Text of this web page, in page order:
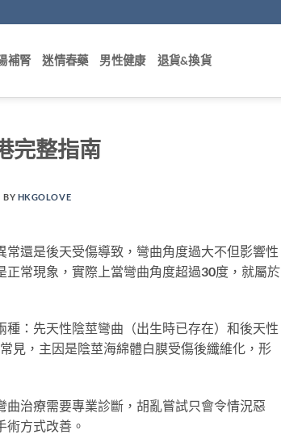
補腎 迷情春藥 男性健康 退貨&換貨
完整指南
BY HKGOLOVE
還是後天受傷導致，彎曲角度過大不但影響性
常現象，實際上當彎曲角度超過30度，就屬於
：先天性陰莖彎曲（出生時已存在）和後天性
見，主因是陰莖海綿體白膜受傷後纖維化，形
治療需要專業診斷，胡亂嘗試只會令情況惡
方式改善。